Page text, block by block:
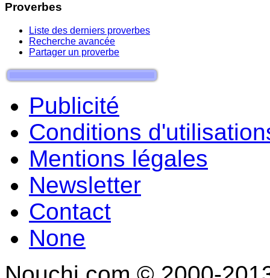
Proverbes
Liste des derniers proverbes
Recherche avancée
Partager un proverbe
Publicité
Conditions
Mentions légales
Newsletter
Contact
None